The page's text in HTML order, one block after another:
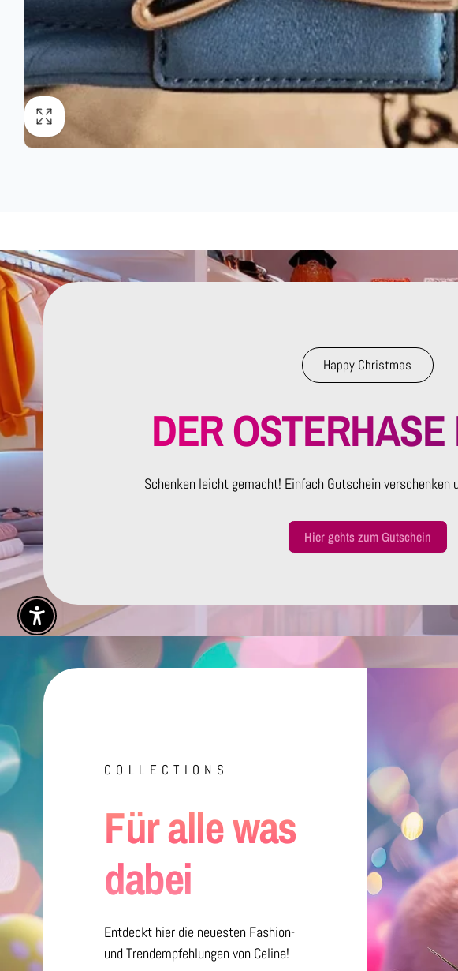
Happy Christmas
DER
Schenken leicht gemacht! Einfach Gutschein verschenken
Hier gehts zum Gutschein
COLLECTIONS
Für alle was
dabei
Entdeckt hier die neuesten Fashion-
und Trendempfehlungen von Celina!
Enable Accessibility